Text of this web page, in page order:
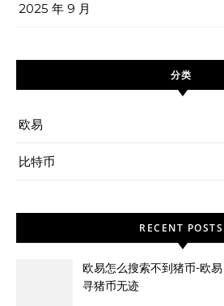
2025 年 9 月
分类
欧易
比特币
RECENT POSTS
欧易怎么搜索不到猪币-欧易
寻猪币无迹